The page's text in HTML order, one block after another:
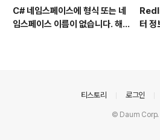
C# 네임스페이스에 형식 또는 네
임스페이스 이름이 없습니다. 해결
터 정
티스토리 로그인
© Daum Corp.